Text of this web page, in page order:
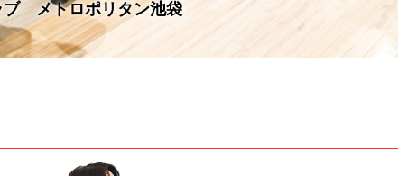
ブ メトロポリタン池袋